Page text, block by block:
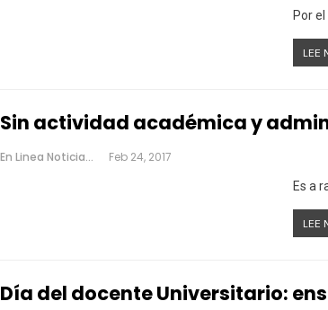
Por el
LEE
Sin actividad académica y
En Linea Noticias Feb 24, 2017
Es a
LEE
Día del docente Universitario: